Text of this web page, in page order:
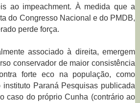
ao impeachment. À medida que a
do Congresso Nacional e do PMDB,
perde força.
associado à direita, emergem
conservador de maior consistência
forte eco na população, como
Paraná Pesquisas publicada
caso do próprio Cunha (contrário ao